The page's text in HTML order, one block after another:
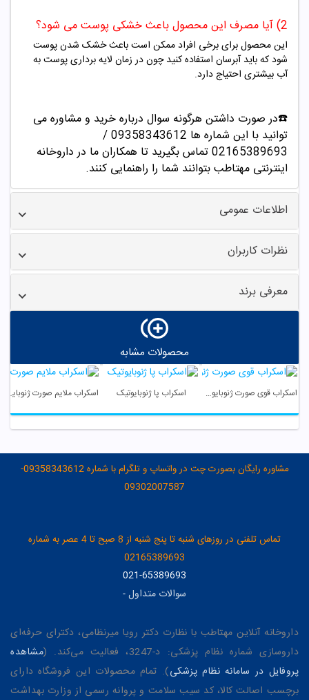
2) آیا مصرف این محصول باعث خشکی پوست می شود؟
این محصول برای برخی افراد ممکن است باعث خشک شدن پوست
شود که باید آبرسان استفاده کنید چون در زمان لایه برداری پوست به
آب بیشتری احتیاج دارد.
☎️در صورت داشتن هرگونه سوال درباره خرید و مشاوره می
توانید با این شماره ها 09358343612 /
02165389693تماس بگیرید تا همکاران ما در داروخانه
اینترنتی مهتاطب بتوانند شما را راهنمایی کنند.
اطلاعات عمومی
نظرات کاربران
معرفی برند
محصولات مشابه
اسکراب قوی صورت ژنوبایوتیک اسکراب پا ژنوبایوتیک اسکراب ملایم صورت ژنوبایوتیک
مشاوره رایگان بصورت چت در واتساپ و تلگرام با شماره 09358343612-
09302007587
تماس تلفنی در روزهای شنبه تا پنج شنبه از 8 صبح تا 4 عصر به شماره
02165389693
021-65389693
سوالات متداول-
داروخانه آنلاین مهتاطب با نظارت دکتر رویا میرنظامی، دکترای حرفه‌ای
داروسازی شماره نظام پزشکی: د-3247، فعالیت می‌کند. (
مشاهده
پروفایل در سامانه نظام پزشکی). تمام محصولات این فروشگاه دارای
برچسب اصالت کالا، کد سیب سلامت و پروانه رسمی از وزارت بهداشت